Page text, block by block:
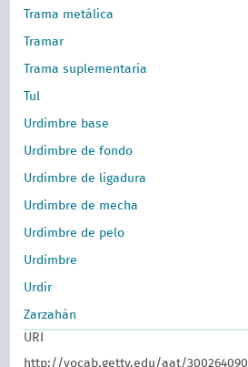
Trama metálica
Tramar
Trama suplementaria
Tul
Urdimbre base
Urdimbre de fondo
Urdimbre de ligadura
Urdimbre de mecha
Urdimbre de pelo
Urdimbre
Urdir
Zarzahán
URI
http://vocab.getty.edu/aat/300264090